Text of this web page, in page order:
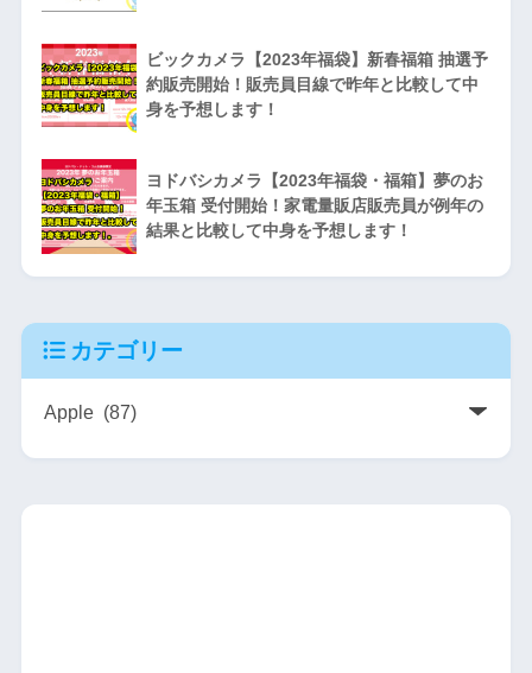
ビックカメラ【2023年福袋】新春福箱 抽選予
約販売開始！販売員目線で昨年と比較して中
身を予想します！
ヨドバシカメラ【2023年福袋・福箱】夢のお
年玉箱 受付開始！家電量販店販売員が例年の
結果と比較して中身を予想します！
カテゴリー